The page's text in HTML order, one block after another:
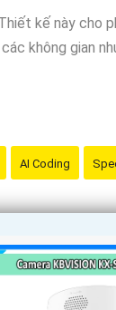
kế này cho
không gian
AI Coding